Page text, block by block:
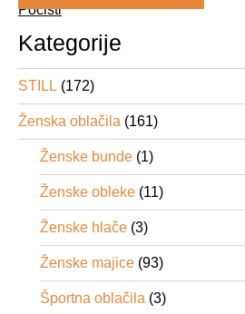
Počisti
Kategorije
STILL (172)
Ženska oblačila (161)
Ženske bunde (1)
Ženske obleke (11)
Ženske hlače (3)
Ženske majice (93)
Športna oblačila (3)